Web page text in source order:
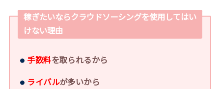
稼ぎたいならクラウドソーシングを使用してはい
けない理由
手数料を取られるから
ライバルが多いから